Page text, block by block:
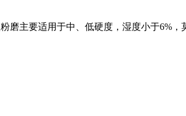
磨主要适用于中、低硬度，湿度小于6%